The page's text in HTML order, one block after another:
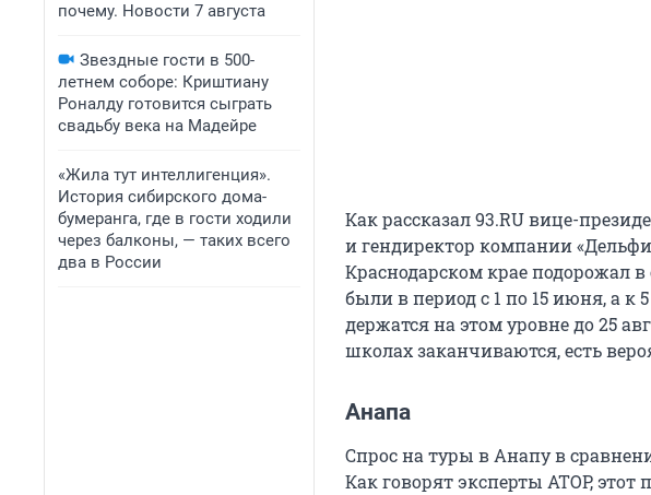
почему. Новости 7 августа
Звездные гости в 500-
летнем соборе: Криштиану
Роналду готовится сыграть
свадьбу века на Мадейре
«Жила тут интеллигенция».
История сибирского дома-
бумеранга, где в гости ходили
через балконы, — таких всего
два в России
Как рассказал 93.RU вице-
и гендиректор компании
Краснодарском крае подорожал
были в период с 1 по 15 июня, а
держатся на этом уровне до 25
школах заканчиваются, есть
Анапа
Спрос на туры в Анапу в
Как говорят эксперты АТОР, этот